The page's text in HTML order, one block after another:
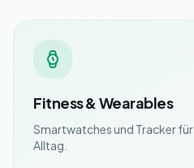
Fitness & Wearables
Smartwatches und Tracker
Alltag.